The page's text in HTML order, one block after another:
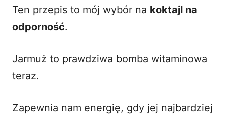
Ten przepis to mój wybór na koktajl na
odporność.
Jarmuż to prawdziwa bomba witaminowa
teraz.
Zapewnia nam energię, gdy jej najbardziej